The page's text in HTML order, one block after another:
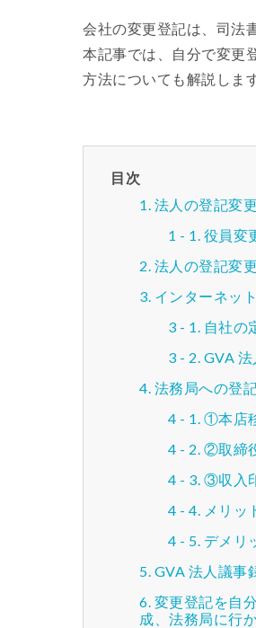
会社の変更登記は、司法
本記事では、自分で変更
方法についても解説します
目次
法人の登記変
役員変
法人の登記変
インターネッ
自社の
GVA
法務局への登
①本店
②取締
③収入
メリッ
デメリ
GVA 法人議事
変更登記を自
成、法務局に行